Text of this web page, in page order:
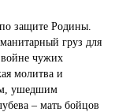
защите Родины.
груз для
чужих
молитва и
ушедшим
– мать бойцов